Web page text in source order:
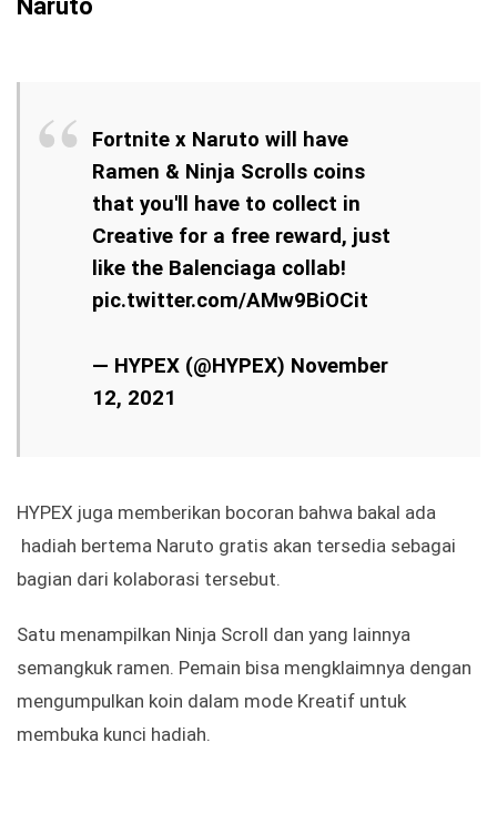
Ramen & Ninja Scrolls coins
that you'll have to collect in
Creative for a free reward, just
like the Balenciaga collab!
pic.twitter.com/AMw9BiOCit
12, 2021
hadiah bertema Naruto gratis akan tersedia sebagai
bagian dari kolaborasi tersebut.
Satu menampilkan Ninja Scroll dan yang lainnya
semangkuk ramen. Pemain bisa mengklaimnya dengan
mengumpulkan koin dalam mode Kreatif untuk
membuka kunci hadiah.